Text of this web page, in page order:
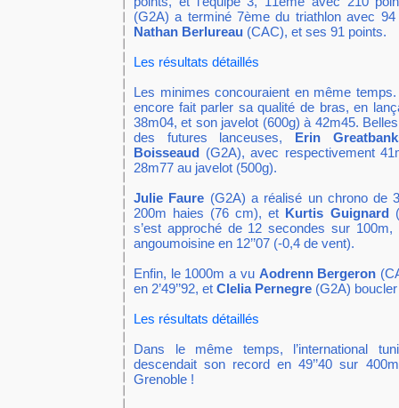
(G2A) a terminé 7ème du triathlon avec
Nathan Berlureau (CAC), et ses 91 points.
Les résultats détaillés
Les minimes concouraient en même
encore fait parler sa qualité de bras, en
38m04, et son javelot (600g) à 42m45.
des futures lanceuses, Erin
Boisseaud (G2A), avec respectivement
28m77 au javelot (500g).
Julie Faure (G2A) a réalisé un chrono de
200m haies (76 cm), et Kurtis Guignard
s’est approché de 12 secondes sur
angoumoisine en 12’’07 (-0,4 de vent).
Enfin, le 1000m a vuAodrenn Bergeron
en 2’49’’92, et Clelia Pernegre (G2A) boucler
Les résultats détaillés
Dans le même temps, l’international
descendait son record en 49’’40 sur
Grenoble !